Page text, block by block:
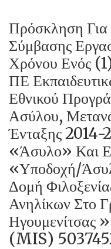
Πρόσκληση
Σύμβασης
Χρόνου Ενός
ΠΕ
Εθνικού
Ασύλου,
Ένταξης 2014-
«Άσυλο» Και
«Υποδοχή/
Δομή
Ανηλίκων Στο
Ηγουμενίτσας
(MIS)